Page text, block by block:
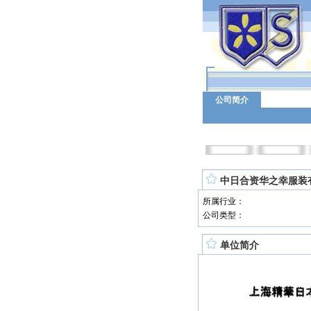
公司简介
中日合资华之幸服装
所属行业：
公司类型：
单位简介